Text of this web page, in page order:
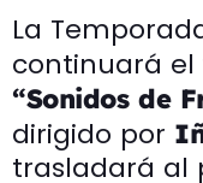
La
continuará el
“Sonidos de
dirigido por
trasladará al